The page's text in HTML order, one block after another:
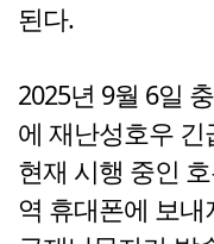
된다.
2025년 9월 6일
에 재난성호우
현재 시행 중인
역 휴대폰에 보